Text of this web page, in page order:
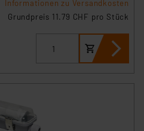
Informationen zu Versandkosten
Grundpreis 11.79 CHF pro Stück